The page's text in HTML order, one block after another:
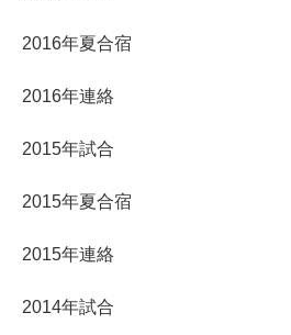
2016年夏合宿
2016年連絡
2015年試合
2015年夏合宿
2015年連絡
2014年試合